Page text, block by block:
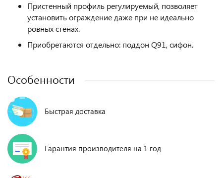
Пристенный профиль регулируемый, позволяет
установить ограждение даже при не идеально
ровных стенах.
Приобретаются отдельно: поддон Q91, сифон.
Особенности
Быстрая доставка
Гарантия производителя на 1 год